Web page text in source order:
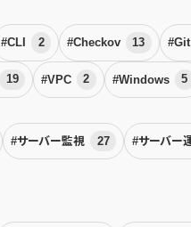
#CLI 2 #Checkov 13 #Git
19 #VPC 2 #Windows 5
#サーバー監視 27 #サーバー